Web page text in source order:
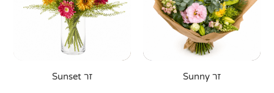
זר Sunny זר Sunset